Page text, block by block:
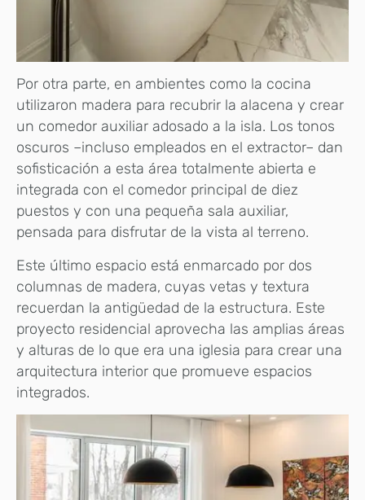
Por otra parte, en ambientes como la cocina
utilizaron madera para recubrir la alacena y crear
un comedor auxiliar adosado a la isla. Los tonos
oscuros –incluso empleados en el extractor– dan
sofisticación a esta área totalmente abierta e
integrada con el comedor principal de diez
puestos y con una pequeña sala auxiliar,
pensada para disfrutar de la vista al terreno.
Este último espacio está enmarcado por dos
columnas de madera, cuyas vetas y textura
recuerdan la antigüedad de la estructura. Este
proyecto residencial aprovecha las amplias áreas
y alturas de lo que era una iglesia para crear una
arquitectura interior que promueve espacios
integrados.